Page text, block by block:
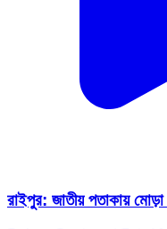
রাইপুর: জাতীয় পতাকায়